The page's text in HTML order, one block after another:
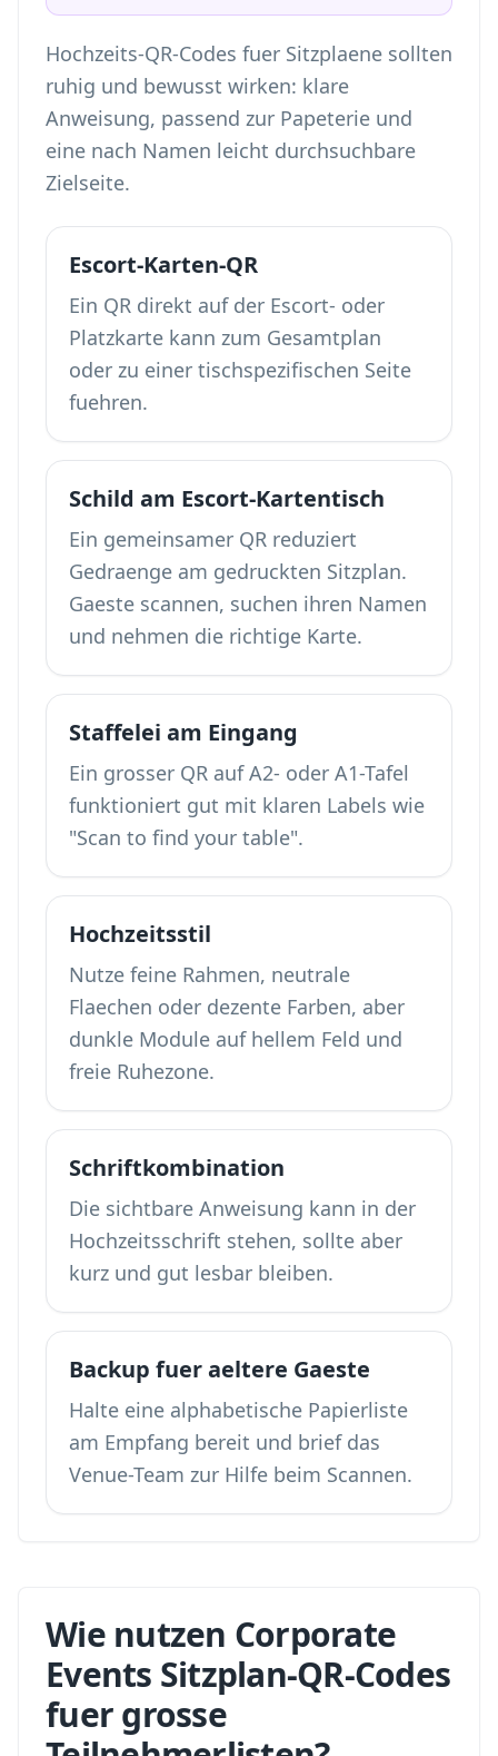
Hochzeits-QR-Codes fuer Sitzplaene sollten
ruhig und bewusst wirken: klare
Anweisung, passend zur Papeterie und
eine nach Namen leicht durchsuchbare
Zielseite.
Escort-Karten-QR
Ein QR direkt auf der Escort- oder
Platzkarte kann zum Gesamtplan
oder zu einer tischspezifischen Seite
fuehren.
Schild am Escort-Kartentisch
Ein gemeinsamer QR reduziert
Gedraenge am gedruckten Sitzplan.
Gaeste scannen, suchen ihren Namen
und nehmen die richtige Karte.
Staffelei am Eingang
Ein grosser QR auf A2- oder A1-Tafel
funktioniert gut mit klaren Labels wie
"Scan to find your table".
Hochzeitsstil
Nutze feine Rahmen, neutrale
Flaechen oder dezente Farben, aber
dunkle Module auf hellem Feld und
freie Ruhezone.
Schriftkombination
Die sichtbare Anweisung kann in der
Hochzeitsschrift stehen, sollte aber
kurz und gut lesbar bleiben.
Backup fuer aeltere Gaeste
Halte eine alphabetische Papierliste
am Empfang bereit und brief das
Venue-Team zur Hilfe beim Scannen.
Wie nutzen Corporate
Events Sitzplan-QR-Codes
fuer grosse